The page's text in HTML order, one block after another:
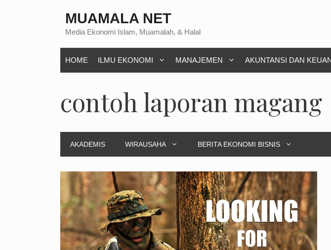
MUAMALA NET
Media Ekonomi Islam, Muamalah, & Halal
HOME ILMU EKONOMI MANAJEMEN AKUNTANSI DAN
contoh laporan magang
AKADEMIS WIRAUSAHA BERITA EKONOMI BISNIS